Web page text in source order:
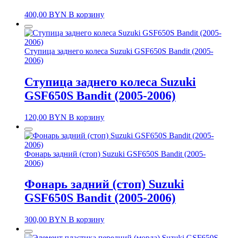
400,00 BYN В корзину
Ступица заднего колеса Suzuki GSF650S Bandit (2005-
2006)
Ступица заднего колеса Suzuki
GSF650S Bandit (2005-2006)
120,00 BYN В корзину
Фонарь задний (стоп) Suzuki GSF650S Bandit (2005-
2006)
Фонарь задний (стоп) Suzuki
GSF650S Bandit (2005-2006)
300,00 BYN В корзину